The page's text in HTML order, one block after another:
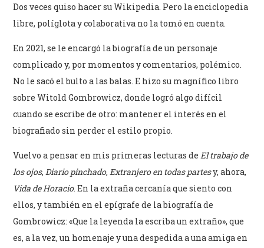
Dos veces quiso hacer su Wikipedia. Pero la enciclopedia
libre, políglota y colaborativa no la tomó en cuenta.
En 2021, se le encargó la biografía de un personaje
complicado y, por momentos y comentarios, polémico.
No le sacó el bulto a las balas. E hizo su magnífico libro
sobre Witold Gombrowicz, donde logró algo difícil
cuando se escribe de otro: mantener el interés en el
biografiado sin perder el estilo propio.
Vuelvo a pensar en mis primeras lecturas deEl trabajo de
los ojos,Diario pinchado,Extranjero en todas partesy, ahora,
Vida de Horacio. En la extraña cercanía que siento con
ellos, y también en el epígrafe de la biografía de
Gombrowicz: «Que la leyenda la escriba un extraño», que
es, a la vez, un homenaje y una despedida a una amiga en